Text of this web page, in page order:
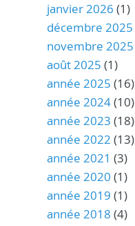
janvier 2026 (1)
décembre 2025
novembre 2025
août 2025 (1)
année 2025 (16)
année 2024(10)
année 2023 (18)
année 2022 (13)
année 2021 (3)
année 2020 (1)
année 2019 (1)
année 2018 (4)